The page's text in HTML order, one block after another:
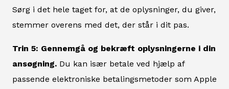
Sørg i det hele taget for, at de oplysninger, du giver,
stemmer overens med det, der står i dit pas.
Trin 5: Gennemgå og bekræft oplysningerne i din
ansøgning. Du kan især betale ved hjælp af
passende elektroniske betalingsmetoder som Apple